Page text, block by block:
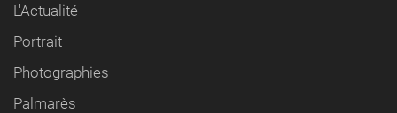
L'Actualité
Portrait
Photographies
Palmarès